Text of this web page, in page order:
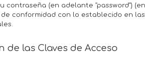
contraseña (en adelante "password")
de conformidad con lo establecido en las
de las Claves de Acceso